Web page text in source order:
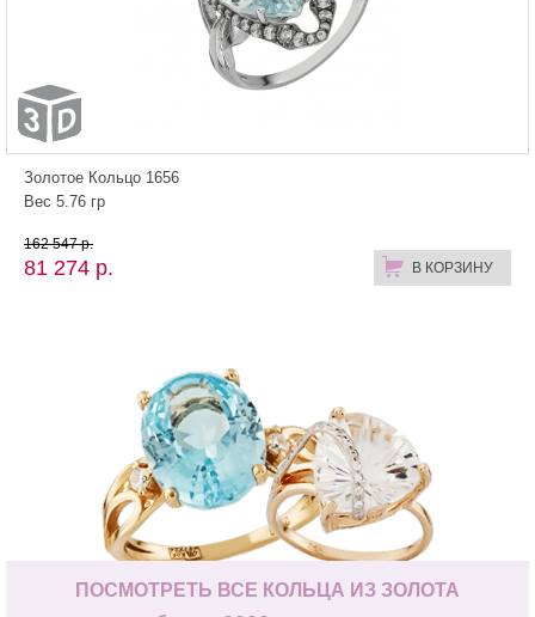
Золотое Кольцо 1656
Вес 5.76 гр
81 274 р. В КОРЗИНУ
162 547 р.
ПОСМОТРЕТЬ ВСЕ КОЛЬЦА ИЗ ЗОЛОТА